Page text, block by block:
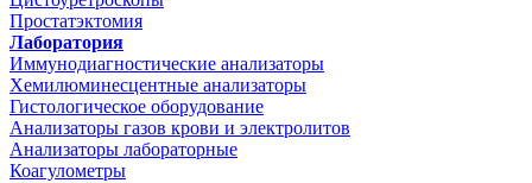
Простатэктомия
Лаборатория
Иммунодиагностические анализаторы
Хемилюминесцентные анализаторы
Гистологическое оборудование
Анализаторы газов крови и электролитов
Анализаторы лабораторные
Коагулометры